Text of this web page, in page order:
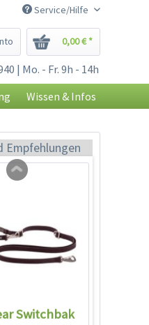
Service/Hilfe
0,00 € *
| Mo. - Fr. 9h - 14h
Wissen & Infos
Empfehlungen
Front Range
Gray
€ *
Switchbak